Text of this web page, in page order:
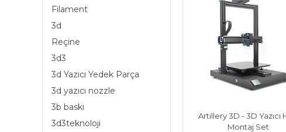
Filament
3d
Reçine
3d3
3d Yazıcı Yedek Parça
3d yazıcı nozzle
3b baskı
3d3teknoloji
Artillery 3D - 3D Yazıcı
Montaj Set